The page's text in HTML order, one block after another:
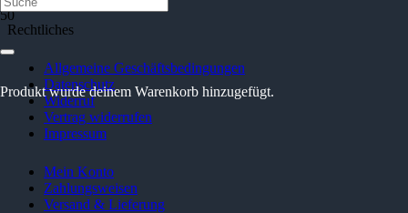
Produktwurde deinem Warenkorb hinzugefügt.
Rechtliches
Allgemeine Geschäftsbedingungen
Datenschutz
Widerruf
Vertrag widerrufen
Impressum
Mein Konto
Zahlungsweisen
Versand & Lieferung